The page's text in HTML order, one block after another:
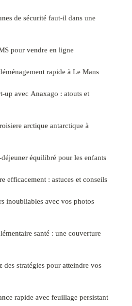
de sécurité faut-il dans une
pour vendre en ligne
rapide à Le Mans
up avec Anaxago : atouts et
arctique antarctique à
équilibré pour les enfants
efficacement : astuces et conseils
inoubliables avec vos photos
santé : une couverture
stratégies pour atteindre vos
rapide avec feuillage persistant